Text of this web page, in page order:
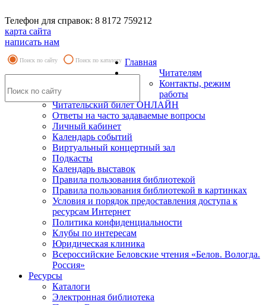
Телефон для справок: 8 8172 759212
карта сайта
написать нам
Поиск по сайту Поиск по каталогу Главная
Читателям
Контакты, режим
работы
Читательский билет ОНЛАЙН
Ответы на часто задаваемые вопросы
Личный кабинет
Календарь событий
Виртуальный концертный зал
Подкасты
Календарь выставок
Правила пользования библиотекой
Правила пользования библиотекой в картинках
Условия и порядок предоставления доступа к
ресурсам Интернет
Политика конфиденциальности
Клубы по интересам
Юридическая клиника
Всероссийские Беловские чтения «Белов. Вологда.
Россия»
Ресурсы
Каталоги
Электронная библиотека